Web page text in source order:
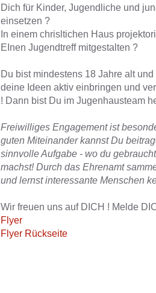
Dich für Kinder, Jugendliche und
einsetzen ?
In einem chrisltichen Haus
EInen Jugendtreff mitgestalten ?
Du bist mindestens 18 Jahre alt und
deine Ideen aktiv einbringen und
! Dann bist Du im Jugenhausteam
Freiwilliges Engagement ist
guten Miteinander kannst Du
sinnvolle Aufgabe - wo du
machst! Durch das Ehrenamt
und lernst interessante Menschen
Wir freuen uns auf DICH ! Melde
Flyer
Flyer Rückseite